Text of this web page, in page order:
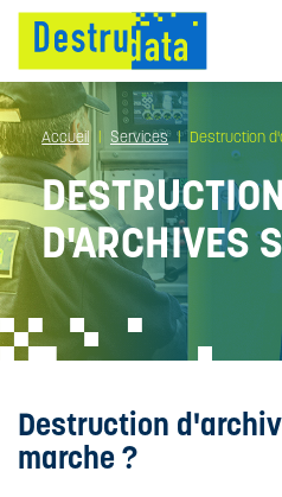
Accueil Services Destruction
D'ARCHIVES
Destruction
marche ?
DESTRUCTION
D'ARCHIVES
DESTRUCTION
DURS
DESTRUCTION
AGENTS DE
DESTRUCTION
COLLECTEURS
SÉCURISÉS
RÈGLEMENT
GÉNÉRAL SUR
LA
NOS CAMIONS